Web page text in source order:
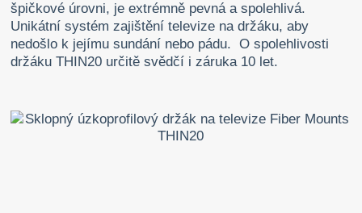
špičkové úrovni, je extrémně pevná a spolehlivá.
Unikátní systém zajištění televize na držáku, aby
nedošlo k jejímu sundání nebo pádu. O spolehlivosti
držáku THIN20 určitě svědčí i záruka 10 let.